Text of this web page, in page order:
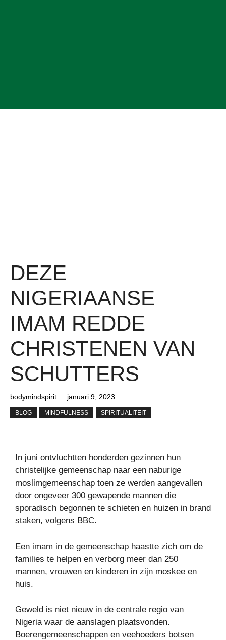
DEZE
NIGERIAANSE
IMAM REDDE
CHRISTENEN VAN
SCHUTTERS
bodymindspirit januari 9, 2023
BLOG MINDFULNESS SPIRITUALITEIT
In juni ontvluchtten honderden gezinnen hun
christelijke gemeenschap naar een naburige
moslimgemeenschap toen ze werden aangevallen
door ongeveer 300 gewapende mannen die
sporadisch begonnen te schieten en huizen in brand
staken, volgens BBC.
Een imam in de gemeenschap haastte zich om de
families te helpen en verborg meer dan 250
mannen, vrouwen en kinderen in zijn moskee en
huis.
Geweld is niet nieuw in de centrale regio van
Nigeria waar de aanslagen plaatsvonden.
Boerengemeenschappen en veehoeders botsen